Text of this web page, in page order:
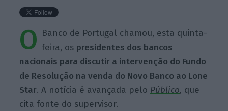
O Banco de Portugal chamou, esta quinta-
feira, os presidentes dos bancos
nacionais para discutir a intervenção do Fundo
de Resolução na venda do Novo Banco ao Lone
Star. A notícia é avançada pelo Público, que
cita fonte do supervisor.